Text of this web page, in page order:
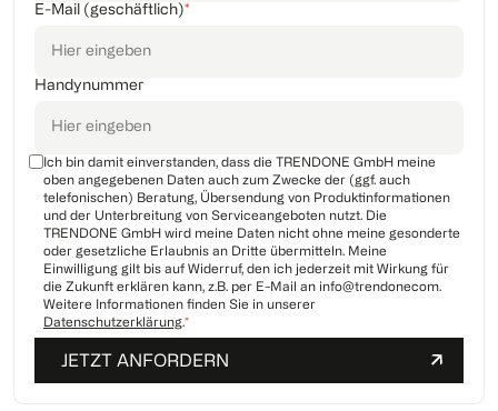
E-Mail (geschäftlich)*
Handynummer
Ich bin damit einverstanden, dass die TRENDONE GmbH meine
oben angegebenen Daten auch zum Zwecke der (ggf. auch
telefonischen) Beratung, Übersendung von Produktinformationen
und der Unterbreitung von Serviceangeboten nutzt. Die
TRENDONE GmbH wird meine Daten nicht ohne meine gesonderte
oder gesetzliche Erlaubnis an Dritte übermitteln. Meine
Einwilligung gilt bis auf Widerruf, den ich jederzeit mit Wirkung für
die Zukunft erklären kann, z.B. per E-Mail an info@trendonecom.
Weitere Informationen finden Sie in unserer
Datenschutzerklärung.*